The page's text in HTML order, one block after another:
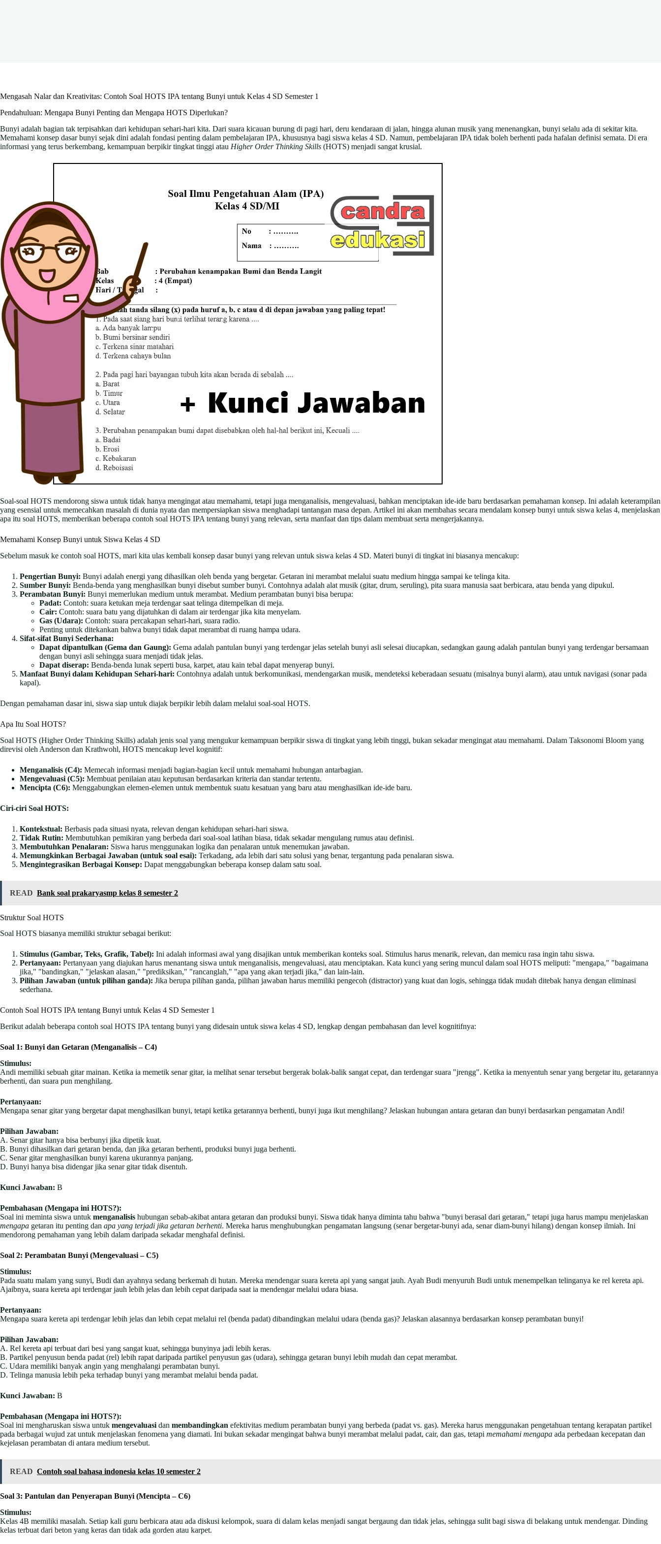
Mengasah Nalar dan Kreativitas: Contoh Soal HOTS IPA tentang Bunyi untuk Kelas 4 SD Semester 1
Pendahuluan: Mengapa Bunyi Penting dan Mengapa HOTS Diperlukan?
Bunyi adalah bagian tak terpisahkan dari kehidupan sehari-hari kita. Dari suara kicauan burung di pagi hari, deru kendaraan di jalan, hingga alunan musik yang menenangkan, bunyi selalu ada di sekitar kita.
Memahami konsep dasar bunyi sejak dini adalah fondasi penting dalam pembelajaran IPA, khususnya bagi siswa kelas 4 SD. Namun, pembelajaran IPA tidak boleh berhenti pada hafalan definisi semata. Di era
informasi yang terus berkembang, kemampuan berpikir tingkat tinggi atau Higher Order Thinking Skills (HOTS) menjadi sangat krusial.
Soal-soal HOTS mendorong siswa untuk tidak hanya mengingat atau memahami, tetapi juga menganalisis, mengevaluasi, bahkan menciptakan ide-ide baru berdasarkan pemahaman konsep. Ini adalah keterampilan
yang esensial untuk memecahkan masalah di dunia nyata dan mempersiapkan siswa menghadapi tantangan masa depan. Artikel ini akan membahas secara mendalam konsep bunyi untuk siswa kelas 4, menjelaskan
apa itu soal HOTS, memberikan beberapa contoh soal HOTS IPA tentang bunyi yang relevan, serta manfaat dan tips dalam membuat serta mengerjakannya.
Memahami Konsep Bunyi untuk Siswa Kelas 4 SD
Sebelum masuk ke contoh soal HOTS, mari kita ulas kembali konsep dasar bunyi yang relevan untuk siswa kelas 4 SD. Materi bunyi di tingkat ini biasanya mencakup:
Pengertian Bunyi: Bunyi adalah energi yang dihasilkan oleh benda yang bergetar. Getaran ini merambat melalui suatu medium hingga sampai ke telinga kita.
Sumber Bunyi: Benda-benda yang menghasilkan bunyi disebut sumber bunyi. Contohnya adalah alat musik (gitar, drum, seruling), pita suara manusia saat berbicara, atau benda yang dipukul.
Perambatan Bunyi: Bunyi memerlukan medium untuk merambat. Medium perambatan bunyi bisa berupa:
Padat: Contoh: suara ketukan meja terdengar saat telinga ditempelkan di meja.
Cair: Contoh: suara batu yang dijatuhkan di dalam air terdengar jika kita menyelam.
Gas (Udara): Contoh: suara percakapan sehari-hari, suara radio.
Penting untuk ditekankan bahwa bunyi tidak dapat merambat di ruang hampa udara.
Sifat-sifat Bunyi Sederhana:
Dapat dipantulkan (Gema dan Gaung): Gema adalah pantulan bunyi yang terdengar jelas setelah bunyi asli selesai diucapkan, sedangkan gaung adalah pantulan bunyi yang terdengar bersamaan
dengan bunyi asli sehingga suara menjadi tidak jelas.
Dapat diserap: Benda-benda lunak seperti busa, karpet, atau kain tebal dapat menyerap bunyi.
Manfaat Bunyi dalam Kehidupan Sehari-hari: Contohnya adalah untuk berkomunikasi, mendengarkan musik, mendeteksi keberadaan sesuatu (misalnya bunyi alarm), atau untuk navigasi (sonar pada
kapal).
Dengan pemahaman dasar ini, siswa siap untuk diajak berpikir lebih dalam melalui soal-soal HOTS.
Apa Itu Soal HOTS?
Soal HOTS (Higher Order Thinking Skills) adalah jenis soal yang mengukur kemampuan berpikir siswa di tingkat yang lebih tinggi, bukan sekadar mengingat atau memahami. Dalam Taksonomi Bloom yang
direvisi oleh Anderson dan Krathwohl, HOTS mencakup level kognitif:
Menganalisis (C4): Memecah informasi menjadi bagian-bagian kecil untuk memahami hubungan antarbagian.
Mengevaluasi (C5): Membuat penilaian atau keputusan berdasarkan kriteria dan standar tertentu.
Mencipta (C6): Menggabungkan elemen-elemen untuk membentuk suatu kesatuan yang baru atau menghasilkan ide-ide baru.
Ciri-ciri Soal HOTS:
Kontekstual: Berbasis pada situasi nyata, relevan dengan kehidupan sehari-hari siswa.
Tidak Rutin: Membutuhkan pemikiran yang berbeda dari soal-soal latihan biasa, tidak sekadar mengulang rumus atau definisi.
Membutuhkan Penalaran: Siswa harus menggunakan logika dan penalaran untuk menemukan jawaban.
Memungkinkan Berbagai Jawaban (untuk soal esai): Terkadang, ada lebih dari satu solusi yang benar, tergantung pada penalaran siswa.
Mengintegrasikan Berbagai Konsep: Dapat menggabungkan beberapa konsep dalam satu soal.
READ Bank soal prakaryasmp kelas 8 semester 2
Struktur Soal HOTS
Soal HOTS biasanya memiliki struktur sebagai berikut:
Stimulus (Gambar, Teks, Grafik, Tabel): Ini adalah informasi awal yang disajikan untuk memberikan konteks soal. Stimulus harus menarik, relevan, dan memicu rasa ingin tahu siswa.
Pertanyaan: Pertanyaan yang diajukan harus menantang siswa untuk menganalisis, mengevaluasi, atau menciptakan. Kata kunci yang sering muncul dalam soal HOTS meliputi: "mengapa," "bagaimana
jika," "bandingkan," "jelaskan alasan," "prediksikan," "rancanglah," "apa yang akan terjadi jika," dan lain-lain.
Pilihan Jawaban (untuk pilihan ganda): Jika berupa pilihan ganda, pilihan jawaban harus memiliki pengecoh (distractor) yang kuat dan logis, sehingga tidak mudah ditebak hanya dengan eliminasi
sederhana.
Contoh Soal HOTS IPA tentang Bunyi untuk Kelas 4 SD Semester 1
Berikut adalah beberapa contoh soal HOTS IPA tentang bunyi yang didesain untuk siswa kelas 4 SD, lengkap dengan pembahasan dan level kognitifnya:
Soal 1: Bunyi dan Getaran (Menganalisis – C4)
Stimulus:
Andi memiliki sebuah gitar mainan. Ketika ia memetik senar gitar, ia melihat senar tersebut bergerak bolak-balik sangat cepat, dan terdengar suara "jrengg". Ketika ia menyentuh senar yang bergetar itu, getarannya
berhenti, dan suara pun menghilang.
Pertanyaan:
Mengapa senar gitar yang bergetar dapat menghasilkan bunyi, tetapi ketika getarannya berhenti, bunyi juga ikut menghilang? Jelaskan hubungan antara getaran dan bunyi berdasarkan pengamatan Andi!
Pilihan Jawaban:
A. Senar gitar hanya bisa berbunyi jika dipetik kuat.
B. Bunyi dihasilkan dari getaran benda, dan jika getaran berhenti, produksi bunyi juga berhenti.
C. Senar gitar menghasilkan bunyi karena ukurannya panjang.
D. Bunyi hanya bisa didengar jika senar gitar tidak disentuh.
Kunci Jawaban: B
Pembahasan (Mengapa ini HOTS?):
Soal ini meminta siswa untuk menganalisis hubungan sebab-akibat antara getaran dan produksi bunyi. Siswa tidak hanya diminta tahu bahwa "bunyi berasal dari getaran," tetapi juga harus mampu menjelaskan
mengapa getaran itu penting dan apa yang terjadi jika getaran berhenti. Mereka harus menghubungkan pengamatan langsung (senar bergetar-bunyi ada, senar diam-bunyi hilang) dengan konsep ilmiah. Ini
mendorong pemahaman yang lebih dalam daripada sekadar menghafal definisi.
Soal 2: Perambatan Bunyi (Mengevaluasi – C5)
Stimulus:
Pada suatu malam yang sunyi, Budi dan ayahnya sedang berkemah di hutan. Mereka mendengar suara kereta api yang sangat jauh. Ayah Budi menyuruh Budi untuk menempelkan telinganya ke rel kereta api.
Ajaibnya, suara kereta api terdengar jauh lebih jelas dan lebih cepat daripada saat ia mendengar melalui udara biasa.
Pertanyaan:
Mengapa suara kereta api terdengar lebih jelas dan lebih cepat melalui rel (benda padat) dibandingkan melalui udara (benda gas)? Jelaskan alasannya berdasarkan konsep perambatan bunyi!
Pilihan Jawaban:
A. Rel kereta api terbuat dari besi yang sangat kuat, sehingga bunyinya jadi lebih keras.
B. Partikel penyusun benda padat (rel) lebih rapat daripada partikel penyusun gas (udara), sehingga getaran bunyi lebih mudah dan cepat merambat.
C. Udara memiliki banyak angin yang menghalangi perambatan bunyi.
D. Telinga manusia lebih peka terhadap bunyi yang merambat melalui benda padat.
Kunci Jawaban: B
Pembahasan (Mengapa ini HOTS?):
Soal ini mengharuskan siswa untuk mengevaluasi dan membandingkan efektivitas medium perambatan bunyi yang berbeda (padat vs. gas). Mereka harus menggunakan pengetahuan tentang kerapatan partikel
pada berbagai wujud zat untuk menjelaskan fenomena yang diamati. Ini bukan sekadar mengingat bahwa bunyi merambat melalui padat, cair, dan gas, tetapi memahami mengapa ada perbedaan kecepatan dan
kejelasan perambatan di antara medium tersebut.
READ Contoh soal bahasa indonesia kelas 10 semester 2
Soal 3: Pantulan dan Penyerapan Bunyi (Mencipta – C6)
Stimulus:
Kelas 4B memiliki masalah. Setiap kali guru berbicara atau ada diskusi kelompok, suara di dalam kelas menjadi sangat bergaung dan tidak jelas, sehingga sulit bagi siswa di belakang untuk mendengar. Dinding
kelas terbuat dari beton yang keras dan tidak ada gorden atau karpet.